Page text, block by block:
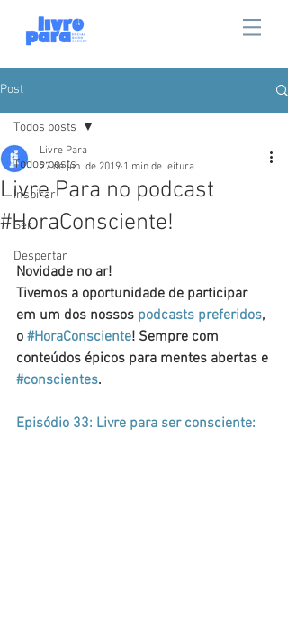
Post
Todos posts
Inspirar
Ser
Despertar
Todos posts
Livre Para no podcast
#HoraConsciente!
Livre Para
27 de jun. de 2019 1 min de leitura
Novidade no ar!
Tivemos a oportunidade de participar
em um dos nossos podcasts preferidos,
o #HoraConsciente! Sempre com
conteúdos épicos para mentes abertas e
#conscientes.
Episódio 33: Livre para ser consciente: